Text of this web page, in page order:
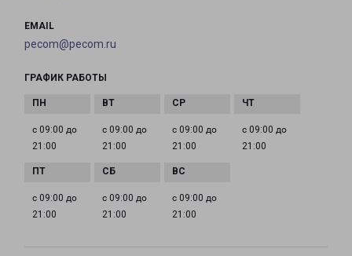
EMAIL
pecom@pecom.ru
ГРАФИК РАБОТЫ
с 09:00 до
21:00
с 09:00 до
21:00
с 09:00 до
21:00
с 09:00 до
21:00
с 09:00 до
21:00
с 09:00 до
21:00
с 09:00 до
21:00